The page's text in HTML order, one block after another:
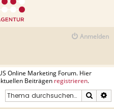
Anmelden
Online Marketing Forum. Hier
Beiträgen registrieren.
Suche